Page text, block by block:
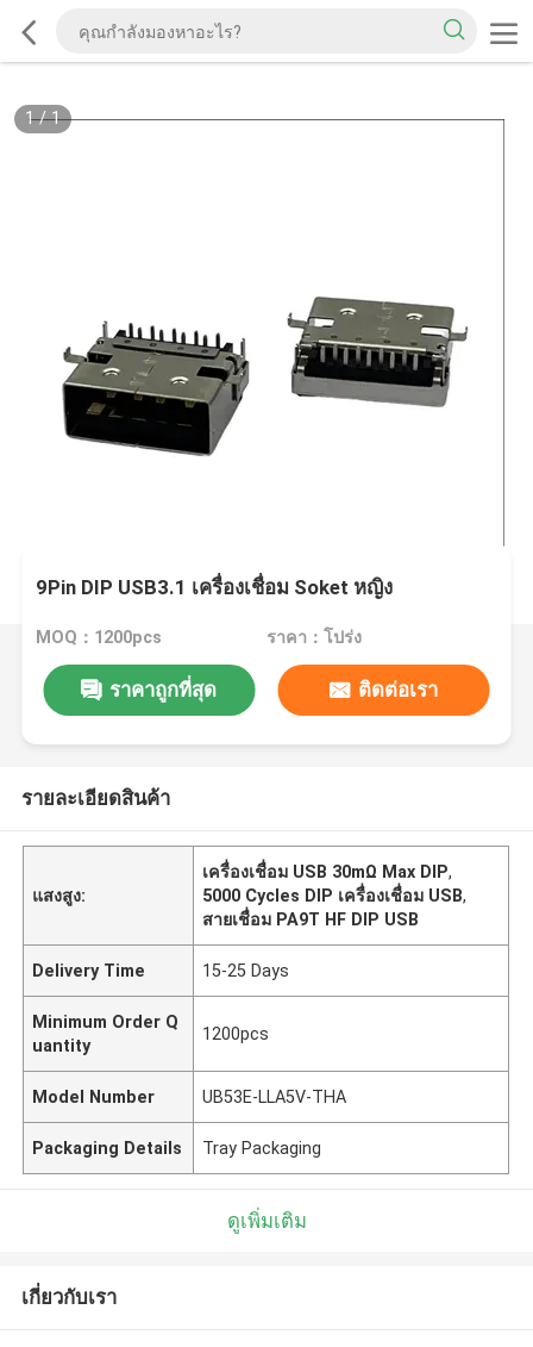
1/1
9Pin DIP USB3.1 เครื่องเชื่อม Soket หญิง
MOQ：1200pcs ราคา：โปร่ง
ราคาถูกที่สุด ติดต่อเรา
รายละเอียดสินค้า
แสงสูง:
เครื่องเชื่อม USB 30mΩ Max DIP,
5000 Cycles DIP เครื่องเชื่อม USB,
สายเชื่อม PA9T HF DIP USB
Delivery Time 15-25 Days
Minimum Order Q
uantity
1200pcs
Model Number UB53E-LLA5V-THA
Packaging Details Tray Packaging
ดูเพิ่มเติม
เกี่ยวกับเรา